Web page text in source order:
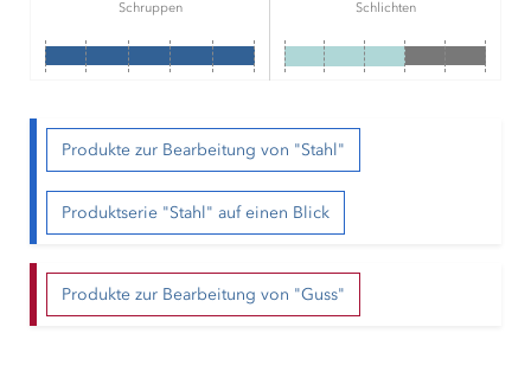
Schruppen Schlichten
Produkte zur Bearbeitung von "Stahl"
Produktserie "Stahl" auf einen Blick
Produkte zur Bearbeitung von "Guss"